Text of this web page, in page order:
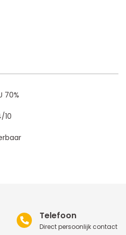
70%
10
Telefoon
Direct persoonlijk contact